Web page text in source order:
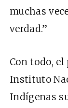
muchas
verdad.”
Con todo, el
Instituto
Indígenas